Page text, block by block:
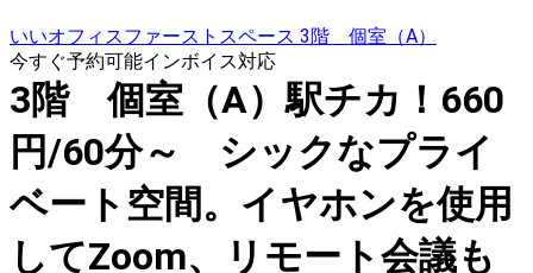
いいオフィスファーストスペース 3階 個室（A）
今すぐ予約可能インボイス対応
3階 個室（A）駅チカ！660
円/60分～ シックなプライ
ベート空間。イヤホンを使用
してZoom、リモート会議も